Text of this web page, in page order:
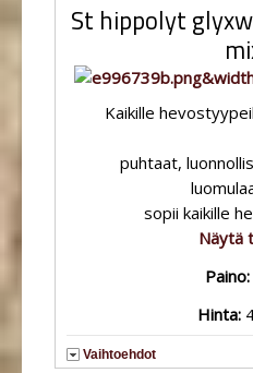
St hippolyt
Kaikille
puhtaat,
sopii kaikille
Näytä
Paino:
Hinta:
Vaihtoehdot